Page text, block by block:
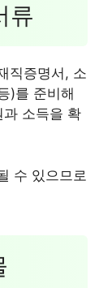
류
직증명서, 소
)를 준비해
소득을 확
수 있으므로